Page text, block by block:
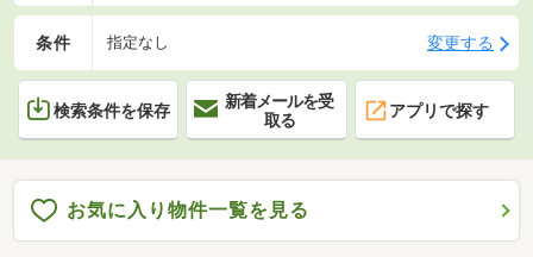
条件 指定なし 変更する
検索条件を保存
新着メールを受
取る
アプリで探す
お気に入り物件一覧を見る